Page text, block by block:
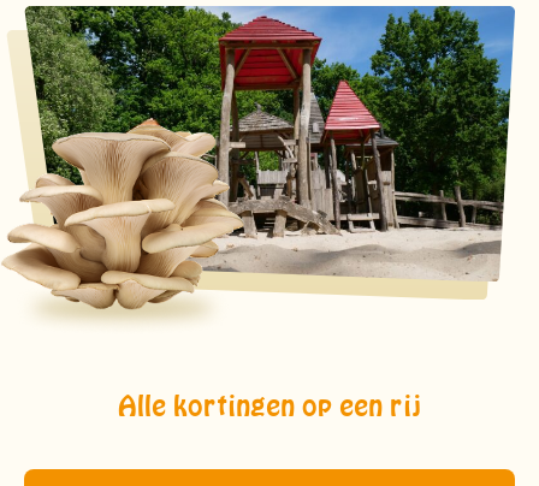
Alle kortingen op een rij